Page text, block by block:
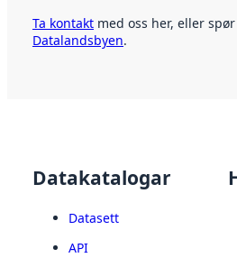
Ta kontakt med oss her, eller
Datalandsbyen.
Datakatalogar
Datasett
API